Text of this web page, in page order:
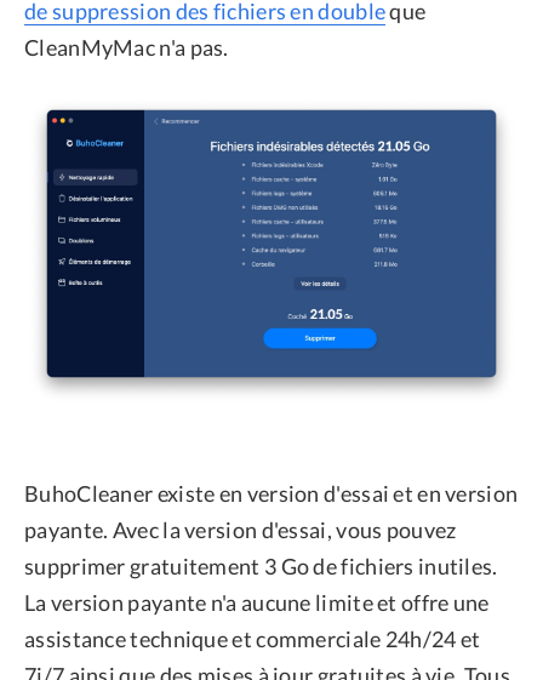
de suppression des fichiers en doubleque
CleanMyMac n'a pas.
BuhoCleaner existe en version d'essai et en version
payante. Avec la version d'essai, vous pouvez
supprimer gratuitement 3 Go de fichiers inutiles.
La version payante n'a aucune limite et offre une
assistance technique et commerciale 24h/24 et